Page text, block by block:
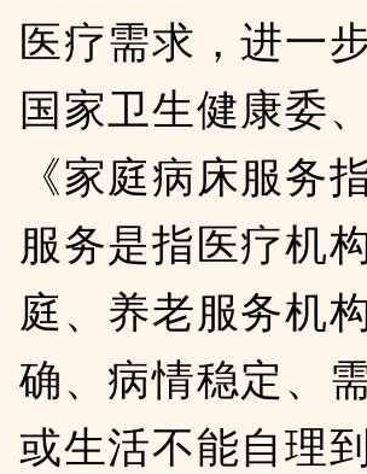
医疗需求，进一
国家卫生健康委
《家庭病床服务
服务是指医疗机
庭、养老服务机
确、病情稳定、
或生活不能自理